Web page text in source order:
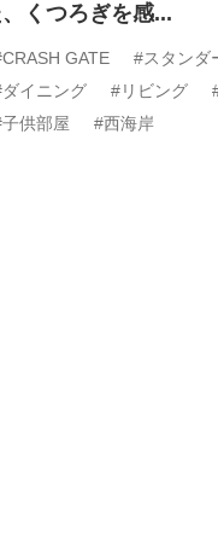
くつろぎを感...
GATE
#スタンダ
イニング
#リビング
供部屋
#西海岸